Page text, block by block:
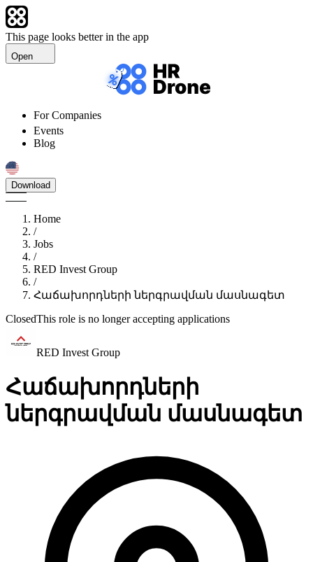
This page looks better in the app
Open
For Companies
Events
Blog
Download
Home
/
Jobs
/
RED Invest Group
/
Հաճախորդների ներգրավման մասնագետ
ClosedThis role is no longer accepting applications
RED Invest Group
Հաճախորդների
ներգրավման մասնագետ